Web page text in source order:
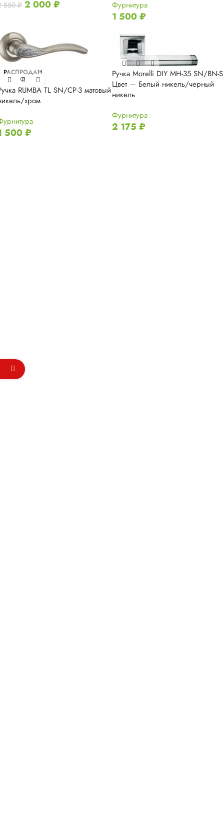
850₽ 2 000₽ Фурнитура
1 500₽
РАСПРОДАН
О
RUMBA TL SN/CP-3 матовый
хром
500₽
Ручка Morelli DIY MH-35 SN/BN-S
Цвет — Белый никель/черный
никель
Фурнитура
2 175 ₽